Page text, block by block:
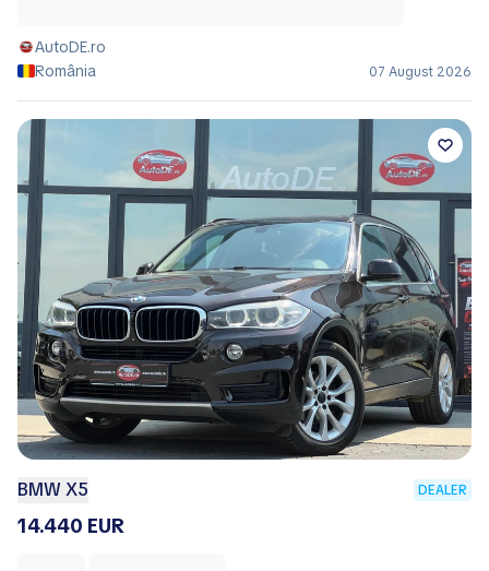
AutoDE.ro
România
07 August 2026
BMW X5 DEALER
14.440 EUR